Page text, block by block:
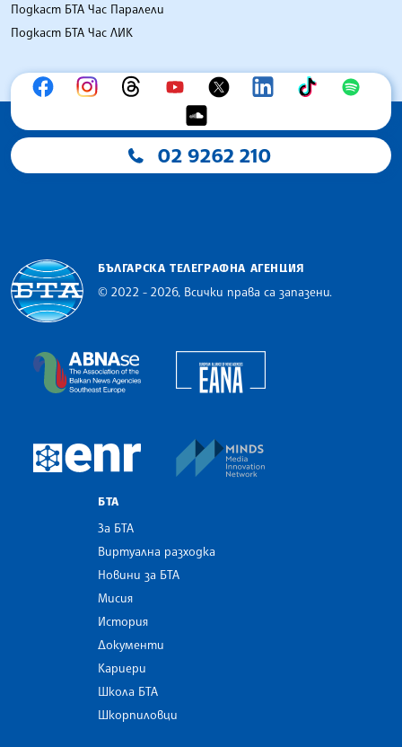
Подкаст БТА Час Паралели
Подкаст БТА Час ЛИК
02 9262 210
БЪЛГАРСКА ТЕЛЕГРАФНА АГЕНЦИЯ
© 2022 - 2026, Всички права са запазени.
The Assocoation of the Balkan News Agencies
European Newsroom
БТА
За БТА
Виртуална разходка
Новини за БТА
Мисия
История
Документи
Кариери
Школа БТА
Шкорпиловци